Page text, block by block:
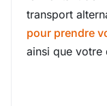
transport
pour prendre
ainsi que votre